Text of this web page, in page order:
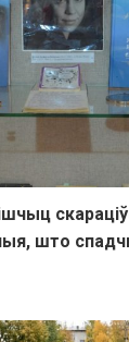
што